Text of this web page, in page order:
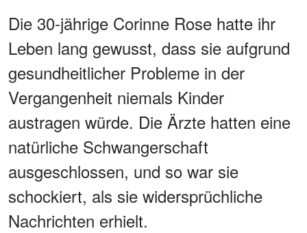
Die 30-jährige Corinne Rose hatte ihr
Leben lang gewusst, dass sie aufgrund
gesundheitlicher Probleme in der
Vergangenheit niemals Kinder
austragen würde. Die Ärzte hatten eine
natürliche Schwangerschaft
ausgeschlossen, und so war sie
schockiert, als sie widersprüchliche
Nachrichten erhielt.